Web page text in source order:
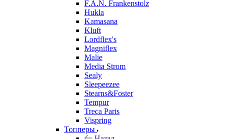
F.A.N. Frankenstolz
Hukla
Kamasana
Kluft
Lordflex's
Magniflex
Malie
Media Strom
Sealy
Sleepeezee
Stearns&Foster
Tempur
Treca Paris
Vispring
Топперы